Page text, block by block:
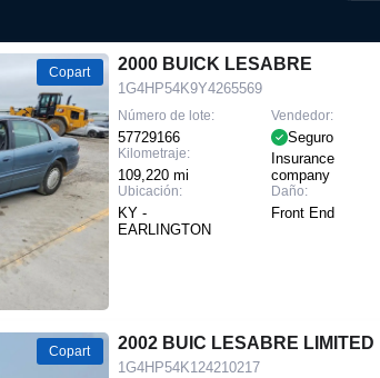
Copart 2000 BUICK LESABRE
1G4HP54K9Y4265569
Número de lote:
57729166
Kilometraje:
109,220 mi
Ubicación:
KY -
EARLINGTON
Vendedor:
Seguro
Insurance
company
Daño:
Front End
Copart 2002 BUIC LESABRE LIMITED
1G4HP54K124210217